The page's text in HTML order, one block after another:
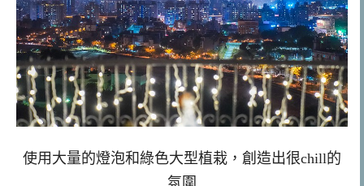
使用大量的燈泡和綠色大型植栽，創造出很chill的
氛圍